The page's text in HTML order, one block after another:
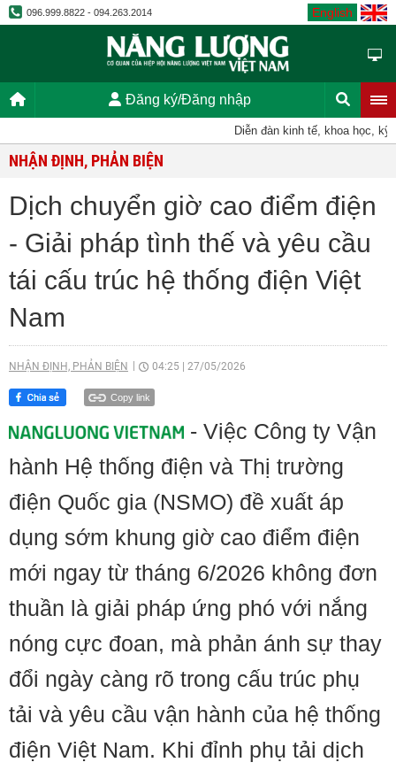
096.999.8822 - 094.263.2014 English
Đăng ký/Đăng nhập
Diễn đàn kinh tế, khoa học, kỹ
NHẬN ĐỊNH, PHẢN BIỆN
Dịch chuyển giờ cao điểm điện
- Giải pháp tình thế và yêu cầu
tái cấu trúc hệ thống điện Việt
Nam
NHẬN ĐỊNH, PHẢN BIỆN 04:25 27/05/2026
Copy link
- Việc Công ty Vận
hành Hệ thống điện và Thị trường
điện Quốc gia (NSMO) đề xuất áp
dụng sớm khung giờ cao điểm điện
mới ngay từ tháng 6/2026 không đơn
thuần là giải pháp ứng phó với nắng
nóng cực đoan, mà phản ánh sự thay
đổi ngày càng rõ trong cấu trúc phụ
tải và yêu cầu vận hành của hệ thống
điện Việt Nam. Khi đỉnh phụ tải dịch